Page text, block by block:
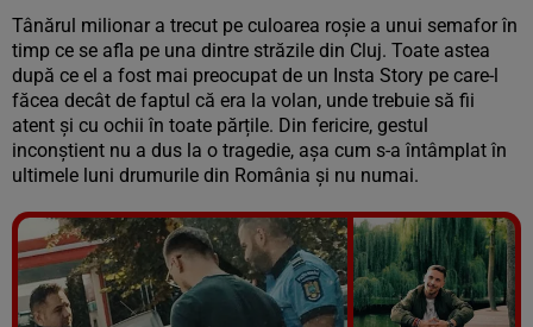
Tânărul milionar a trecut pe culoarea roșie a unui semafor în
timp ce se afla pe una dintre străzile din Cluj. Toate astea
după ce el a fost mai preocupat de un Insta Story pe care-l
făcea decât de faptul că era la volan, unde trebuie să fii
atent și cu ochii în toate părțile. Din fericire, gestul
inconștient nu a dus la o tragedie, așa cum s-a întâmplat în
ultimele luni drumurile din România și nu numai.